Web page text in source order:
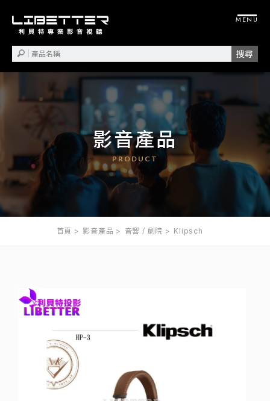
影音產品
首頁 影音產品 音響 / 劇院 Klipsch